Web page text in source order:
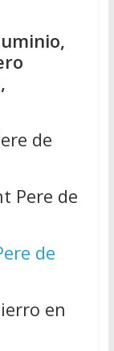
de
Pere de
de
en